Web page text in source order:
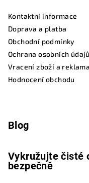
Kontaktní informace
Doprava a platba
Obchodní podmínky
Ochrana osobních údajů
Vracení zboží a
Hodnocení obchodu
Blog
Vykružujte čisté
bezpečně